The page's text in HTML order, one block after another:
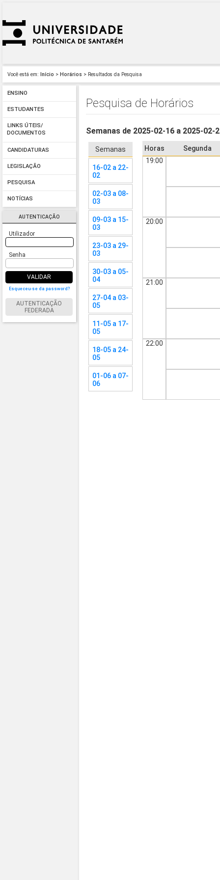
Você está em: Início > Horários > Resultados da Pesquisa
ENSINO
ESTUDANTES
LINKS ÚTEIS/
DOCUMENTOS
CANDIDATURAS
LEGISLAÇÃO
PESQUISA
NOTÍCIAS
AUTENTICAÇÃO
Utilizador
Senha
VALIDAR
Esqueceu-se da password?
AUTENTICAÇÃO
FEDERADA
Pesquisa de Horários
Semanas de 2025-02-16 a 2025-02-
Semanas
16-02 a 22-
02
02-03 a 08-
03
09-03 a 15-
03
23-03 a 29-
03
30-03 a 05-
04
27-04 a 03-
05
11-05 a 17-
05
18-05 a 24-
05
01-06 a 07-
06
Horas
Segunda
19:00
20:00
21:00
22:00